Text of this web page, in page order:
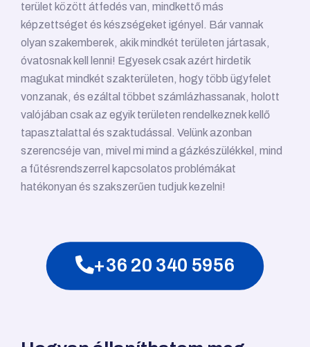
terület között átfedés van, mindkettő más
képzettséget és készségeket igényel. Bár vannak
olyan szakemberek, akik mindkét területen jártasak,
óvatosnak kell lenni! Egyesek csak azért hirdetik
magukat mindkét szakterületen, hogy több ügyfelet
vonzanak, és ezáltal többet számlázhassanak, holott
valójában csak az egyik területen rendelkeznek kellő
tapasztalattal és szaktudással. Velünk azonban
szerencséje van, mivel mi mind a gázkészülékkel, mind
a fűtésrendszerrel kapcsolatos problémákat
hatékonyan és szakszerűen tudjuk kezelni!
+36 20 340 5956